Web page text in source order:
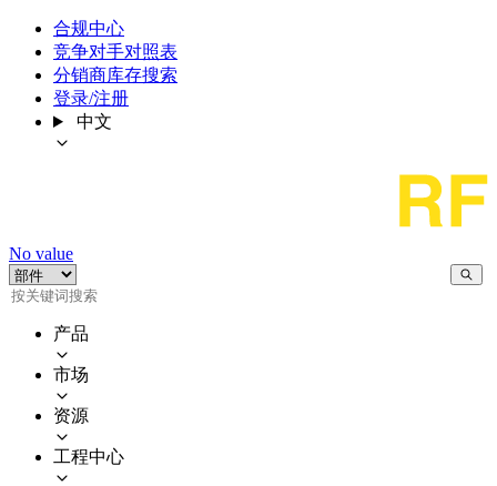
合规中心
竞争对手对照表
分销商库存搜索
登录/注册
中文
No value
产品
市场
资源
工程中心